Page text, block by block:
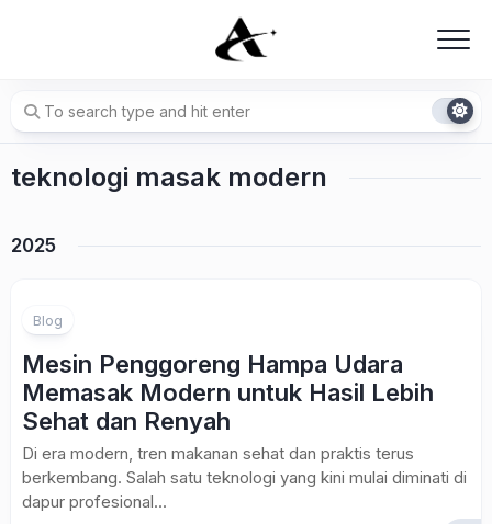
teknologi masak modern
2025
Blog
Mesin Penggoreng Hampa Udara
Memasak Modern untuk Hasil Lebih
Sehat dan Renyah
Di era modern, tren makanan sehat dan praktis terus
berkembang. Salah satu teknologi yang kini mulai diminati di
dapur profesional...